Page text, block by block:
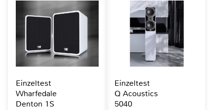
Einzeltest
Wharfedale
Denton 1S
Einzeltest
Q Acoustics
5040